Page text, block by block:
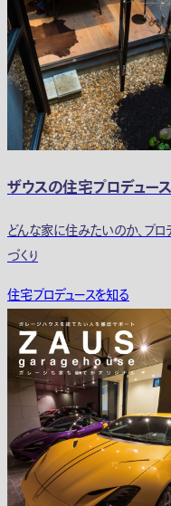
ザウスの住宅プロデュー
どんな家に住みたいのか、プ
づくり
住宅プロデュースを知る